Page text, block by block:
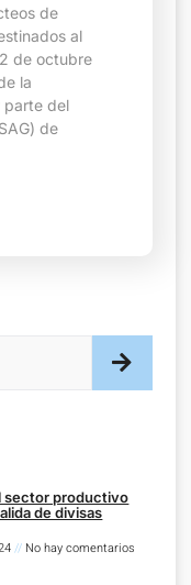
de
al
de octubre
la
parte del
de
sector productivo
de divisas
No hay comentarios